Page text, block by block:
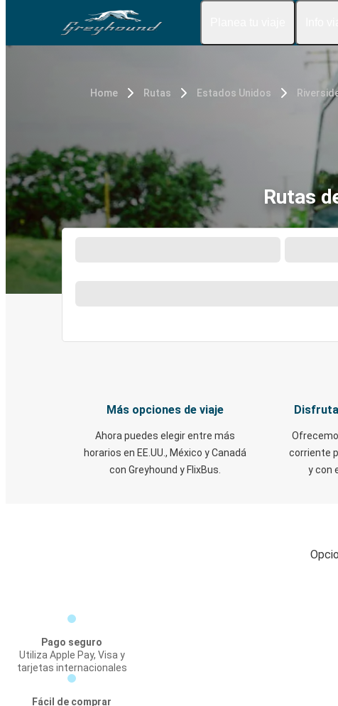
Home Rutas Estados Unidos
Rutas
Más opciones de viaje
Ahora puedes elegir entre más
horarios en EE.UU., México y Canadá
con Greyhound y FlixBus.
corriente
y con
Pago seguro
Utiliza Apple Pay, Visa y
tarjetas internacionales
Fácil de comprar